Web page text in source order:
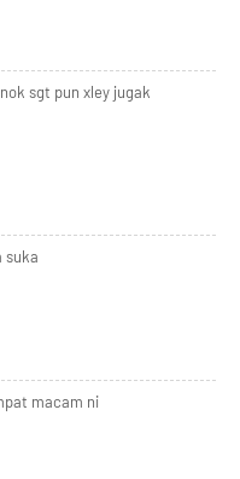
sgt pun xley jugak
suka
macam ni